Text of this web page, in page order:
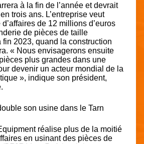
à la fin de l’année et devrait
trois ans. L’entreprise veut
de 12 millions d’euros
de pièces de taille
fin 2023, quand la construction
« Nous envisagerons ensuite
plus grandes dans une
devenir un acteur mondial de la
», indique son président,
son usine dans le Tarn
réalise plus de la moitié
en usinant des pièces de